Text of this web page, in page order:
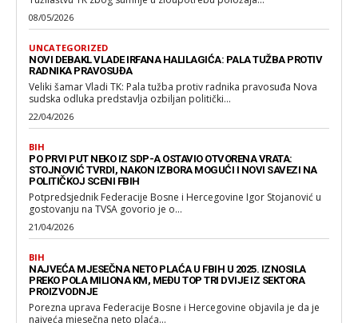
08/05/2026
UNCATEGORIZED
NOVI DEBAKL VLADE IRFANA HALILAGIĆA: PALA TUŽBA PROTIV
RADNIKA PRAVOSUĐA
Veliki šamar Vladi TK: Pala tužba protiv radnika pravosuđa Nova
sudska odluka predstavlja ozbiljan politički...
22/04/2026
BIH
PO PRVI PUT NEKO IZ SDP-A OSTAVIO OTVORENA VRATA:
STOJNOVIĆ TVRDI, NAKON IZBORA MOGUĆI I NOVI SAVEZI NA
POLITIČKOJ SCENI FBIH
Potpredsjednik Federacije Bosne i Hercegovine Igor Stojanović u
gostovanju na TVSA govorio je o...
21/04/2026
BIH
NAJVEĆA MJESEČNA NETO PLAĆA U FBIH U 2025. IZNOSILA
PREKO POLA MILIONA KM, MEĐU TOP TRI DVIJE IZ SEKTORA
PROIZVODNJE
Porezna uprava Federacije Bosne i Hercegovine objavila je da je
najveća mjesečna neto plaća...